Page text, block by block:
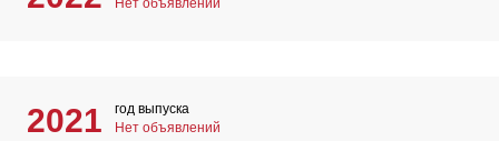
Нет объявлений
2021
год выпуска
Нет объявлений